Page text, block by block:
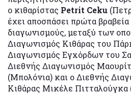
o κιθαρίστας Petrit Ceku
έχει αποσπάσει πρώτα
διαγωνισμούς, μεταξύ των
Διαγωνισμός Κιθάρας του
Διαγωνισμός Εγxόρδων του
Διεθνής Διαγωνισμός
(Μπολόνια) και ο Διεθνής
Κιθάρας Μικέλε Πιτταλούγκα